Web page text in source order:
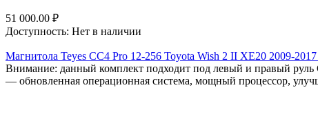
51 000.00 ₽
Доступность: Нет в наличии
Магнитола Teyes CC4 Pro 12-256 Toyota Wish 2 II XE20 2009-
Внимание: данный комплект подходит под левый и правый
— обновленная операционная система, мощный процессор,